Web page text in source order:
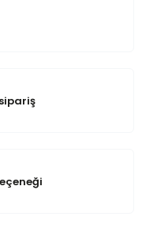
sipariş